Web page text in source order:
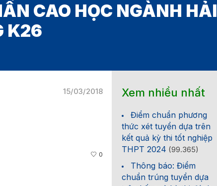
CAO HỌC NGÀNH HẢI
K26
15/03/2018
0
Xem nhiều nhất
Điểm chuẩn phương
thức xét tuyển dựa trên
kết quả kỳ thi tốt nghiệp
THPT 2024 (99.365)
Thông báo: Điểm
chuẩn trúng tuyển dựa